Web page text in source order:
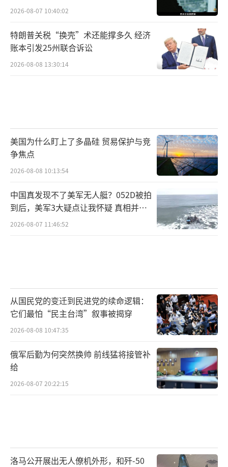
2026-08-07 10:40:02
特朗普关税“换壳”术还能撑多久 经济
账本引发25州联合诉讼
2026-08-08 13:30:14
美国为什么盯上了多晶硅 贸易保护与竞
争焦点
2026-08-08 10:13:54
中国真发现不了美军无人艇？052D被拍
到后，美军3大疑点让我怀疑 真相并非
如此
2026-08-07 11:46:52
从国民党的变迁到民进党的续命逻辑：
它们最怕“民主台湾”叙事被揭穿
2026-08-08 10:47:35
俄军后勤为何突然换帅 前线猛将接管补
给
2026-08-07 20:22:15
洛马公开展出无人僚机外形，和歼-50